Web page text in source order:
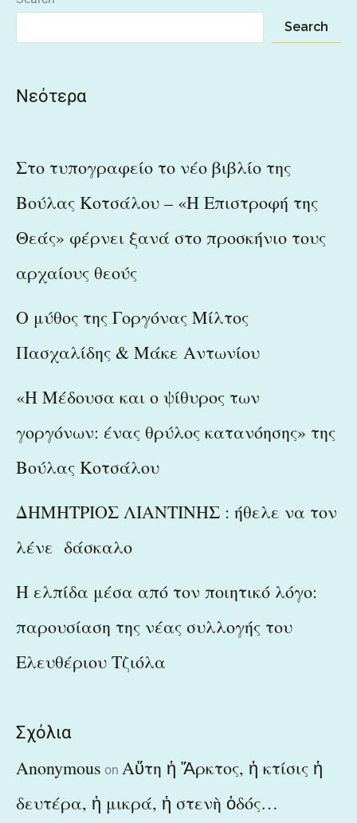
Search
Νεότερα
Στο τυπογραφείο το νέο βιβλίο της
Βούλας Κοτσάλου – «Η Επιστροφή της
Θεάς» φέρνει ξανά στο προσκήνιο τους
αρχαίους θεούς
Ο μύθος της Γοργόνας Μίλτος
Πασχαλίδης & Μάκε Αντωνίου
«Η Μέδουσα και ο ψίθυρος των
γοργόνων: ένας θρύλος κατανόησης» της
Βούλας Κοτσάλου
ΔΗΜΗΤΡΙΟΣ ΛΙΑΝΤΙΝΗΣ : ήθελε να τον
λένε δάσκαλο
Η ελπίδα μέσα από τον ποιητικό λόγο:
παρουσίαση της νέας συλλογής του
Ελευθέριου Τζιόλα
Σχόλια
Anonymous on Αὕτη ἡ Ἄρκτος, ἡ κτίσις ἡ
δευτέρα, ἡ μικρά, ἡ στενὴ ὁδός…